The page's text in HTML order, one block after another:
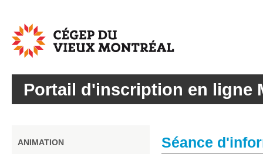
Cégep
du
Vieux
Montréal
Portail d'inscription en ligne
ANIMATION Séance